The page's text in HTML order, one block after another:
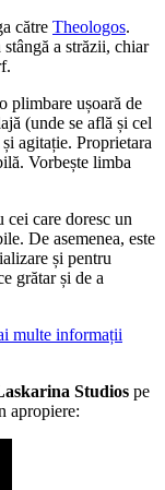
către Theologos.
a străzii, chiar
plimbare ușoară de
(unde se află și cel
agitație. Proprietara
Vorbește limba
cei care doresc un
De asemenea, este
și pentru
grătar și de a
multe informații
Studios pe
apropiere: